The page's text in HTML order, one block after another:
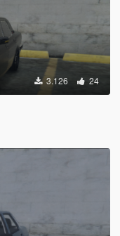
3.126 24